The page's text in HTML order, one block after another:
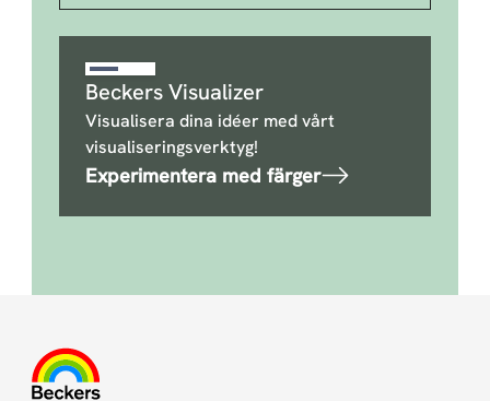
Beckers Visualizer
Visualisera dina idéer med vårt
visualiseringsverktyg!
Experimentera med färger